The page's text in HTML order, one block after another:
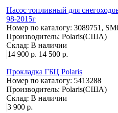
Насос топливный для
98-2015г
Номер по каталогу: 3089751,
Производитель: Polaris(США)
Склад: В наличии
14 900 р. 14 500 р.
Прокладка ГБЦ Polaris
Номер по каталогу: 5413288
Производитель: Polaris(США)
Склад: В наличии
3 900 р.